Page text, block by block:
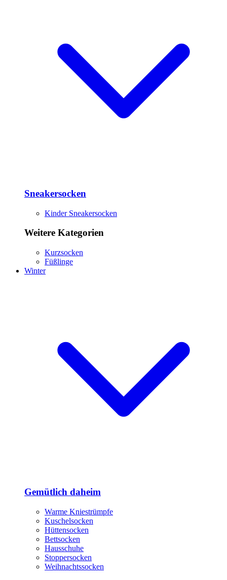
Sneakersocken
Kinder Sneakersocken
Weitere Kategorien
Kurzsocken
Füßlinge
Winter
Gemütlich daheim
Warme Kniestrümpfe
Kuschelsocken
Hüttensocken
Bettsocken
Hausschuhe
Stoppersocken
Weihnachtssocken